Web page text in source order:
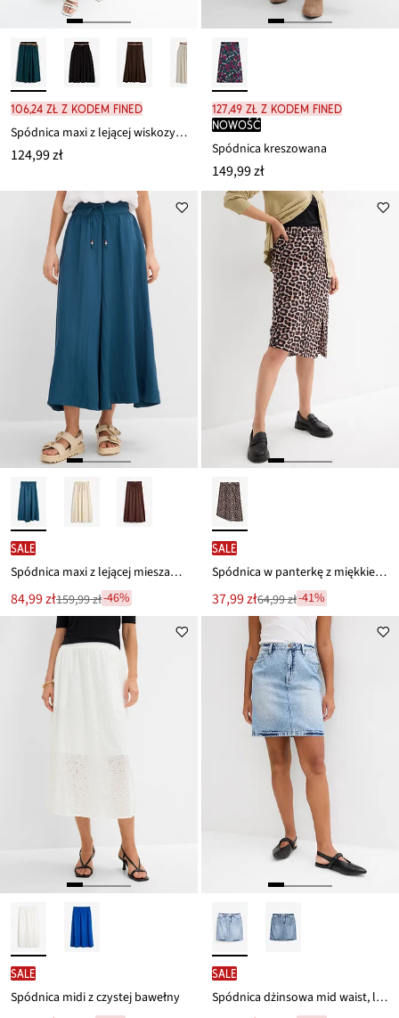
106,24 zł z kodem FINED
Spódnica maxi z lejącej wiskozy (zestaw 2-cz.)
124,99 zł
127,49 zł z kodem FINED
nowość
Spódnica kreszowana
149,99 zł
SALE
Spódnica maxi z lejącej mieszanki wiskozy
Nowa
cena
84,99 zł
Przeceniono
159,99 zł
159,99 zł-46%
SALE
Spódnica w panterkę z miękkiej wiskozy
Nowa
cena
37,99 zł
Przeceniono
64,99 zł
64,99 zł-41%
SALE
Spódnica midi z czystej bawełny
SALE
Spódnica dżinsowa mid waist, low stretch